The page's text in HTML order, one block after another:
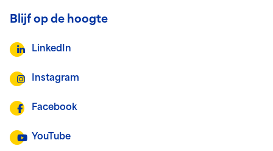
Blijf op de hoogte
LinkedIn
Instagram
Facebook
YouTube